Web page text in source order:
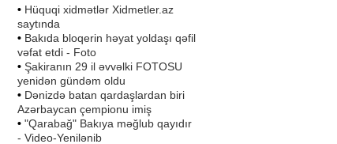
• Hüquqi xidmətlər Xidmetler.az
saytında
• Bakıda bloqerin həyat yoldaşı qəfil
vəfat etdi - Foto
• Şakiranın 29 il əvvəlki FOTOSU
yenidən gündəm oldu
• Dənizdə batan qardaşlardan biri
Azərbaycan çempionu imiş
• "Qarabağ" Bakıya məğlub qayıdır
- Video-Yenilənib